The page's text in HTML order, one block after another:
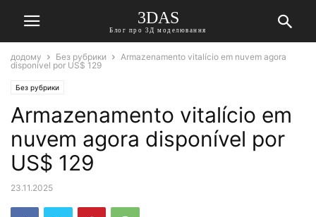
3DAS
Блог про 3Д моделювання
додому Без рубрики
Armazenamento vitalício em nuvem agora
disponível por US$ 129
Без рубрики
Armazenamento vitalício em
nuvem agora disponível por
US$ 129
23.11.2025